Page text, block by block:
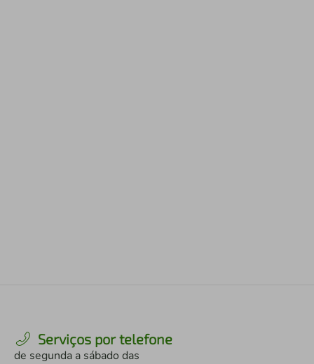
Serviços por telefone
de segunda a sábado das